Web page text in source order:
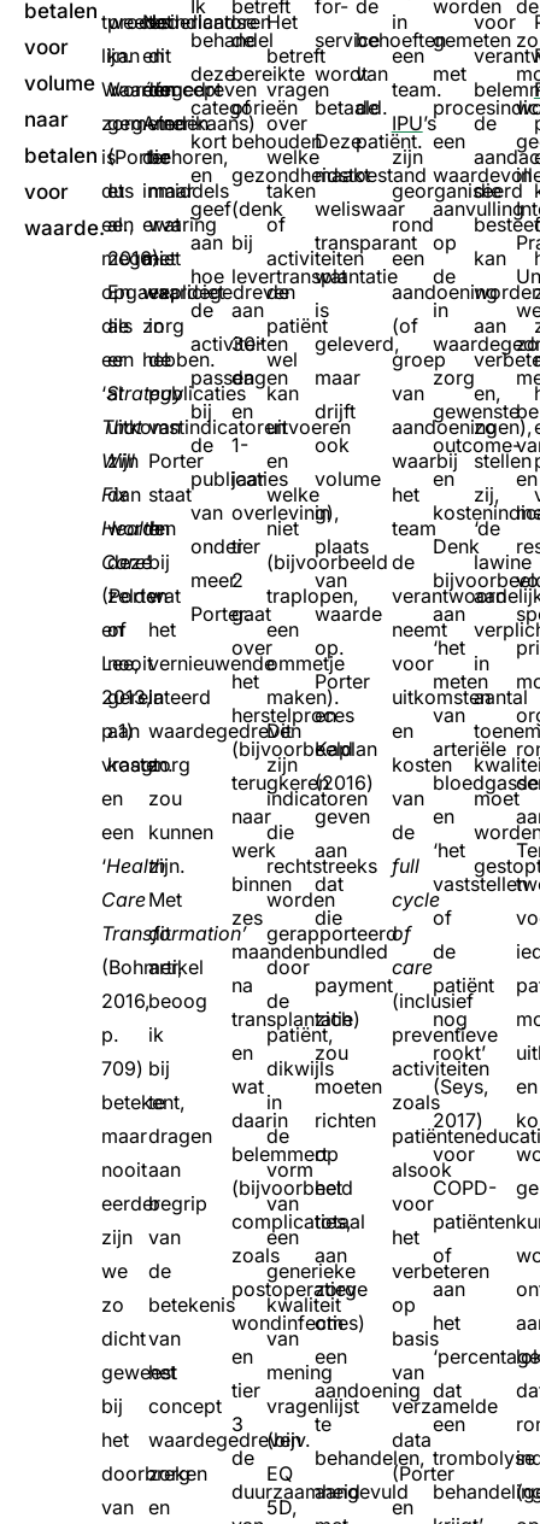
betalen
voor
volume
naar
betalen
voor
waarde.
tweede
lijn.
Waardegedreven
zorg
is
dus
een
mega-
opgave,
die
een
‘Strategy
That
Will
Fix
Health
Care’
(Porter
en
Lee,
2013,
p.1)
vraagt
en
een
‘Health
Care
Transformation’
(Bohmer,
2016,
p.
709)
betekent,
maar
nooit
eerder
zijn
we
zo
dicht
geweest
bij
het
doorbreken
van
procesindicatoren
kan
worden
gemeten
(Porter
et
al.,
2016).
En
als
er
al
uitkomstindicatoren
zijn
dan
worden
deze
zelden
of
nooit
gerelateerd
aan
kosten.
Nederlandse
en
één
Amerikaans)
die
inmiddels
ervaring
met
waardegedreven
zorg
hebben.
tot
dit
concept
vinden
behoren,
maar
wat
niet
expliciet
in
de
publicaties
van
Porter
staat
en
bij
wat
het
vernieuwende
in
waardegedreven
zorg
zou
kunnen
zijn.
Met
dit
artikel
beoog
ik
bij
te
dragen
aan
begrip
van
de
betekenis
van
het
concept
waardegedreven
zorg
en
Ik
behandel
deze
categorieën
kort
en
geef
aan
hoe
de
activiteiten
passen
bij
de
publicaties
van
onder
meer
Porter.
betreft
de
bereikte
of
behouden
gezondheidstoestand
(denk
bij
levertransplantatie
aan
30-
dagen
en
1-
jaar
overleving),
tier
2
gaat
over
het
herstelproces
(bijvoorbeeld
terugkeren
naar
werk
binnen
zes
maanden
na
transplantatie)
en
wat
daarin
belemmert
(bijvoorbeeld
complicaties,
zoals
postoperatieve
wondinfecties)
en
tier
3
de
duurzaamheid
Het
betreft
vragen
over
welke
taken
of
activiteiten
de
patiënt
wel
kan
uitvoeren
en
welke
niet
(bijvoorbeeld
traplopen,
een
ommetje
maken).
Dit
zijn
indicatoren
die
rechtstreeks
worden
gerapporteerd
door
de
patiënt,
dikwijls
in
de
vorm
van
een
generieke
kwaliteit
van
mening
vragenlijst
(bijv.
EQ
5D,
for-
service
wordt
betaald.
Deze
maakt
weliswaar
transparant
wat
is
geleverd,
maar
drijft
ook
volume
in
plaats
van
waarde
op.
Porter
en
Kaplan
(2016)
geven
aan
dat
die
bundled
payment
zich
zou
moeten
richten
op
het
totaal
aan
zorg
om
een
aandoening
te
behandelen,
aangevuld
de
behoeften
van
de
patiënt.
in
een
team.
IPU’s
zijn
georganiseerd
rond
een
aandoening
(of
groep
van
aandoeningen),
waarbij
het
team
de
neemt
voor
uitkomsten
en
kosten
van
de
full
cycle
of
care
(inclusief
preventieve
activiteiten
zoals
alsook
voor
het
verbeteren
op
basis
van
verzamelde
data
(Porter
en
worden
gemeten
met
een
aanvulling
op
de
in
zorg
gewenste
outcome-
en
Denk
aan
‘het
meten
van
arteriële
en
‘het
vaststellen
of
de
patiënt
nog
rookt’
(Seys,
2017)
voor
COPD-
patiënten
of
aan
het
‘percentage
dat
een
trombolyse
voor
de
die
kan
aan
en,
zo
stellen
zij,
‘de
lawine
aan
in
aantal
moet
de
in
en
de
en